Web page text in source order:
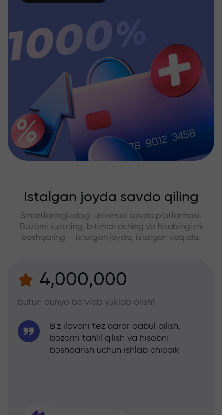
Istalgan joyda savdo qiling
Smartfoningizdagi universal savdo platformasi.
Bozorni kuzating, bitimlar oching va hisobingizni
boshqaring — istalgan joyda, istalgan vaqtda.
4,000,000
butun dunyo bo‘ylab yuklab olish!
Biz ilovani tez qaror qabul qilish,
bozorni tahlil qilish va hisobni
boshqarish uchun ishlab chiqdik